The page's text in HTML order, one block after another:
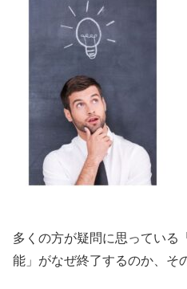
多くの方が疑問に思っている
能」がなぜ終了するのか、そ